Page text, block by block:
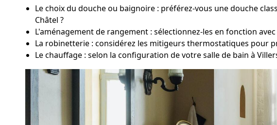
Le choix du douche ou baignoire : préférez-vous une douche
Châtel ?
L'aménagement de rangement : sélectionnez-les en fonction
La robinetterie : considérez les mitigeurs thermostatiques pour
Le chauffage : selon la configuration de votre salle de bain à